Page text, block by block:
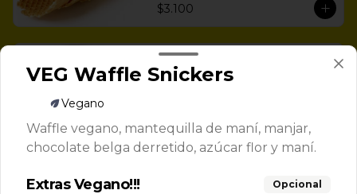
$3.100
Pote de Helado 16oz
Helados artesanales. Elige tu sabor!!!!
$8.900
VEG Waffle Snickers
Vegano
Waffle vegano, mantequilla de maní, manjar,
chocolate belga derretido, azúcar flor y maní.
Extras Vegano!!! Opcional